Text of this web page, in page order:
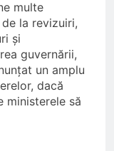
multe
la revizuiri,
și
guvernării,
un amplu
dacă
ministerele să